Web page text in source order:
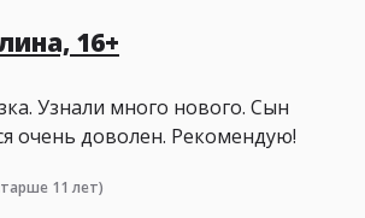
16+
Узнали много нового. Сын
очень доволен. Рекомендую!
11 лет)